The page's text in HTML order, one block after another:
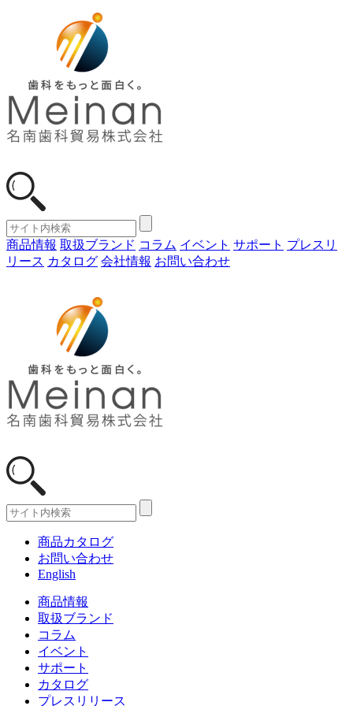
商品情報 取扱ブランド コラム イベント サポート プレスリ
リース カタログ 会社情報 お問い合わせ
商品カタログ
お問い合わせ
English
商品情報
取扱ブランド
コラム
イベント
サポート
カタログ
プレスリリース